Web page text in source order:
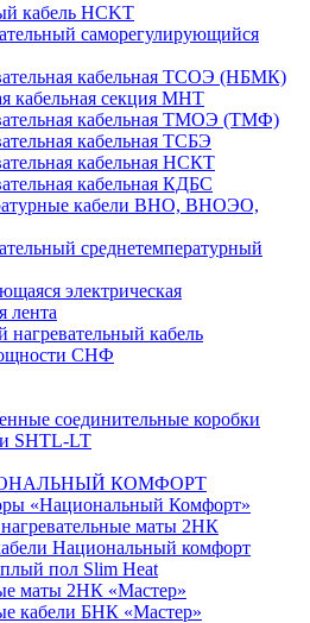
кабель НCKТ
саморегулирующийся
кабельная ТСОЭ (НБМК)
кабельная секция МНТ
кабельная ТМОЭ (ТМФ)
кабельная ТСБЭ
кабельная НСКТ
кабельная КДБС
кабели ВНО, ВНОЭО,
среднетемпературный
электрическая
лента
нагревательный кабель
СНФ
соединительные коробки
SHTL-LT
КОМФОРТ
«Национальный Комфорт»
маты 2НК
Национальный комфорт
пол Slim Heat
маты 2НК «Мастер»
кабели БНК «Мастер»